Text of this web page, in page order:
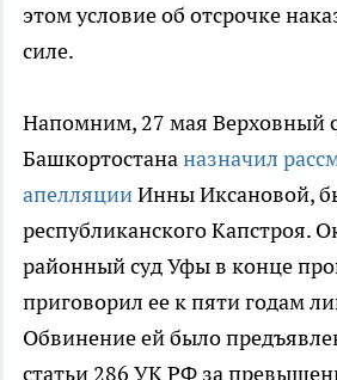
этом условие об отсрочке
силе.
Напомним, 27 мая Верховный
Башкортостананазначил
апелляцииИнны Иксановой,
республиканского Капстроя.
районный суд Уфы в конце
приговорил ее к пяти годам
Обвинение ей было
статьи 286 УК РФ за